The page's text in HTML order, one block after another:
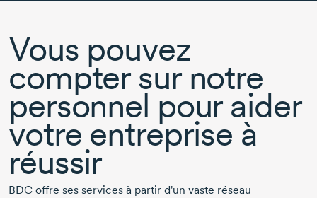
Vous pouvez
compter sur notre
personnel pour aider
votre entreprise à
réussir
BDC offre ses services à partir d'un vaste réseau